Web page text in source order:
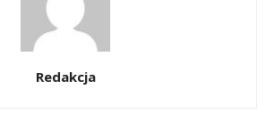
Redakcja